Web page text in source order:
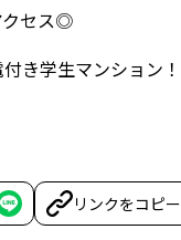
クセス◎
き学生マンション！
リンクをコピー